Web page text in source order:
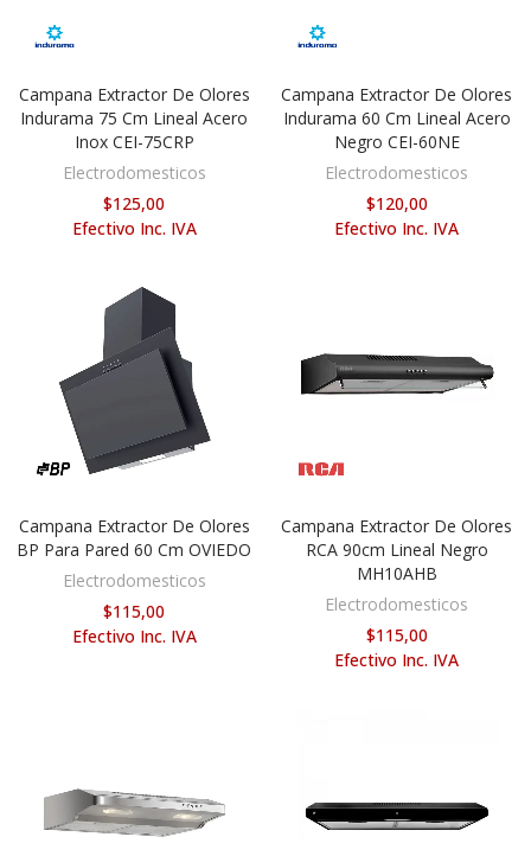
AÑADIR AL CARRITO
Campana Extractor De Olores
Indurama 75 Cm Lineal Acero
Inox CEI-75CRP
Electrodomesticos
$125,00
Efectivo Inc. IVA
AÑADIR AL CARRITO
Campana Extractor De Olores
Indurama 60 Cm Lineal Acero
Negro CEI-60NE
Electrodomesticos
$120,00
Efectivo Inc. IVA
AÑADIR AL CARRITO
Campana Extractor De Olores
BP Para Pared 60 Cm OVIEDO
Electrodomesticos
$115,00
Efectivo Inc. IVA
AÑADIR AL CARRITO
Campana Extractor De Olores
RCA 90cm Lineal Negro
MH10AHB
Electrodomesticos
$115,00
Efectivo Inc. IVA